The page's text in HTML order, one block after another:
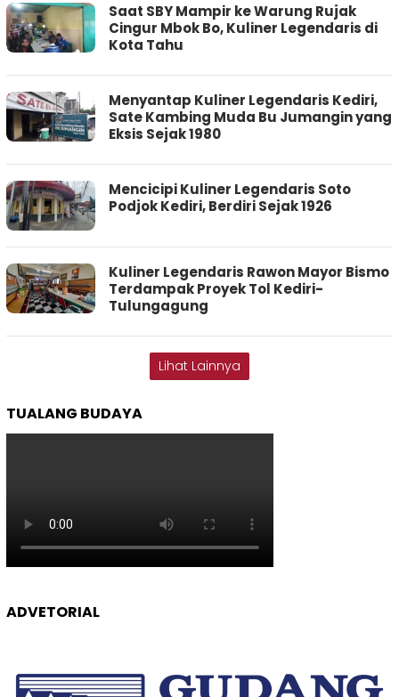
Saat SBY Mampir ke Warung Rujak
Cingur Mbok Bo, Kuliner Legendaris di
Kota Tahu
Menyantap Kuliner Legendaris Kediri,
Sate Kambing Muda Bu Jumangin yang
Eksis Sejak 1980
Mencicipi Kuliner Legendaris Soto
Podjok Kediri, Berdiri Sejak 1926
Kuliner Legendaris Rawon Mayor Bismo
Terdampak Proyek Tol Kediri-
Tulungagung
Lihat Lainnya
TUALANG BUDAYA
ADVETORIAL